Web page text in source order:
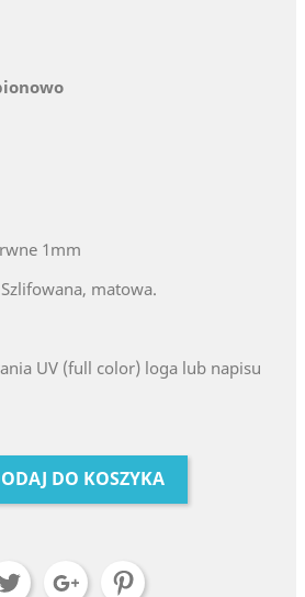
1mm
Szlifowana, matowa.
UV (full color) loga lub napisu
DO KOSZYKA